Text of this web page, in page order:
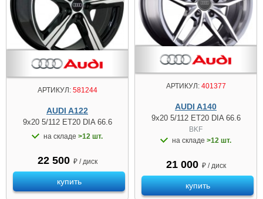
АРТИКУЛ:581244
AUDI A122
9x20 5/112 ET20 DIA 66.6
на складе >12 шт.
22 500 ₽ / диск
купить
АРТИКУЛ:401377
AUDI A140
9x20 5/112 ET20 DIA 66.6
BKF
на складе >12 шт.
21 000 ₽ / диск
купить